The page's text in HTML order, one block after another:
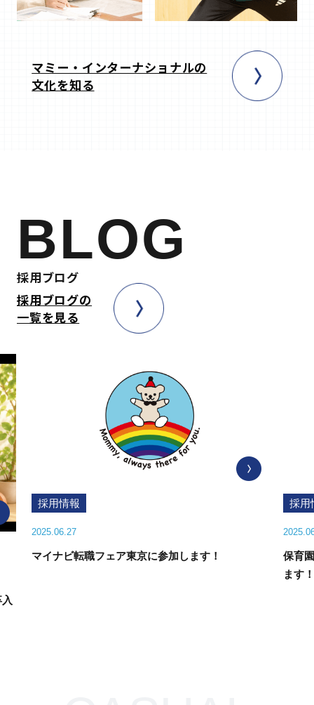
マミー・インターナショナルの
文化を知る
BLOG
採用ブログ
採用ブログの
一覧を見る
東京に参加します！
保育園で働こう 就職・転職